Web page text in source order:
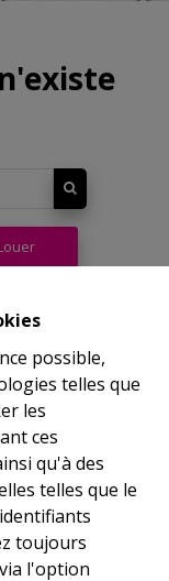
possible,
telles que
les
ces
qu'à des
telles que le
toujours
l'option